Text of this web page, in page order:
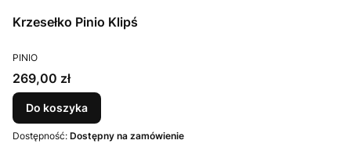
Krzesełko Pinio Klipś
PRODUCENT
PINIO
Cena
269,00 zł
Do koszyka
Dostępność: Dostępny na zamówienie